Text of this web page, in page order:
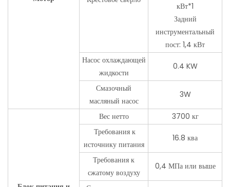
кВт*1
Задний
инструментальный
пост: 1,4 кВт
Насос охлаждающей
жидкости
0.4 KW
Смазочный
масляный насос
3W
Вес нетто
3700 кг
Требования к
источнику питания
16.8 ква
Требования к
сжатому воздуху
0,4 МПа или выше